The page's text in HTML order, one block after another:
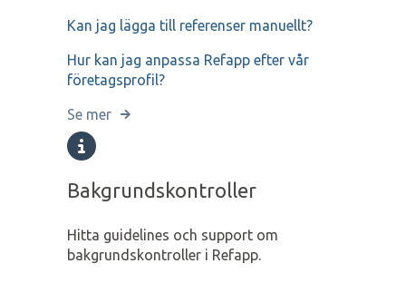
Kan jag lägga till referenser manuellt?
Hur kan jag anpassa Refapp efter vår
företagsprofil?
Se mer
Bakgrundskontroller
Hitta guidelines och support om
bakgrundskontroller i Refapp.